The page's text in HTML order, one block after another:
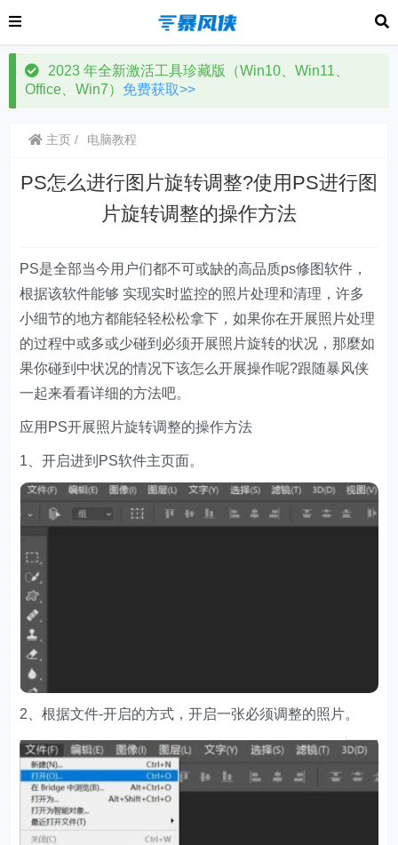
2023 年全新激活工具珍藏版（Win10、Win11、
Office、Win7） 免费获取>>
主页 电脑教程
PS怎么进行图片旋转调整?使用PS进行图
片旋转调整的操作方法
PS是全部当今用户们都不可或缺的高品质ps修图软件，
根据该软件能够 实现实时监控的照片处理和清理，许多
小细节的地方都能轻轻松松拿下，如果你在开展照片处理
的过程中或多或少碰到必须开展照片旋转的状况，那麼如
果你碰到中状况的情况下该怎么开展操作呢?跟随暴风侠
一起来看看详细的方法吧。
应用PS开展照片旋转调整的操作方法
1、开启进到PS软件主页面。
2、根据文件-开启的方式，开启一张必须调整的照片。